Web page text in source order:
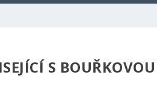
S BOUŘKOVOU